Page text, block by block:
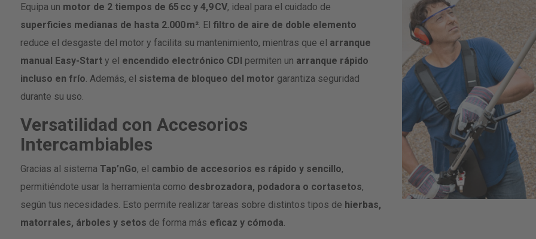
Equipa un motor de 2 tiempos de 65 cc y 4,9 CV, ideal para el cuidado de
superficies medianas de hasta 2.000 m². El filtro de aire de doble elemento
reduce el desgaste del motor y facilita su mantenimiento, mientras que el arranque
manual Easy-Starty el encendido electrónico CDI permiten un arranque rápido
incluso en frío . Además, el sistema de bloqueo del motor garantiza seguridad
durante su uso.
Versatilidad con Accesorios
Intercambiables
Gracias al sistema Tap’nGo, el cambio de accesorios es rápido y sencillo,
permitiéndote usar la herramienta como desbrozadora, podadora o cortasetos,
según tus necesidades. Esto permite realizar tareas sobre distintos tipos de hierbas,
matorrales, árboles y setos de forma más eficaz y cómoda